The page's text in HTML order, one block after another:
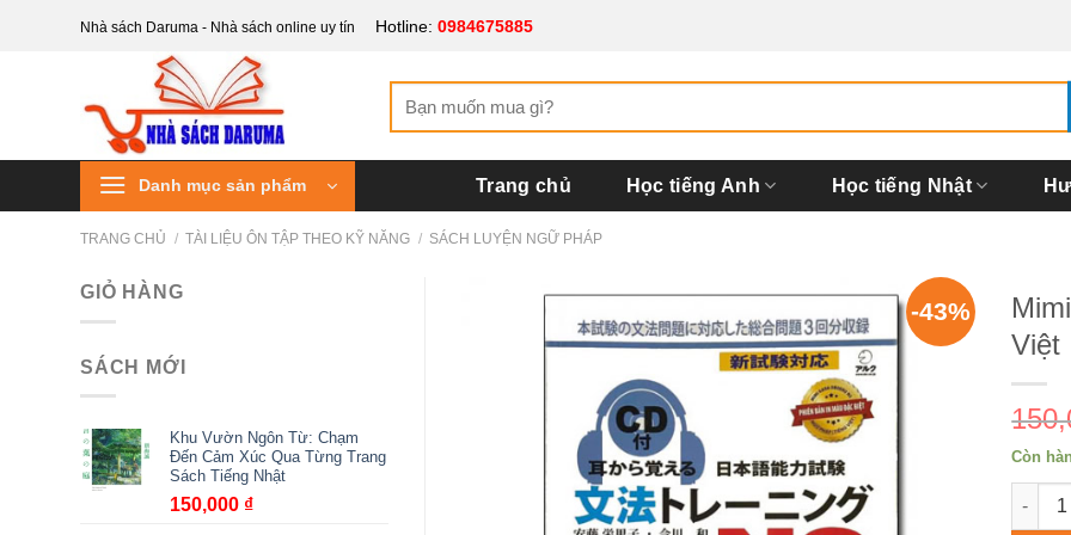
Nhà sách Daruma - Nhà sách online uy tín Hotline: 0984675885
kiếm:
Danh mục sản phẩm Trang chủ Học tiếng Anh Học tiếng Nhật
TRANG CHỦ / TÀI LIỆU ÔN TẬP THEO KỸ NĂNG / SÁCH LUYỆN NGỮ PHÁP
GIỎ HÀNG
SÁCH MỚI
Khu Vườn Ngôn Từ: Chạm
Đến Cảm Xúc Qua Từng Trang
Sách Tiếng Nhật
150,000 ₫
-43%
Việt
Còn